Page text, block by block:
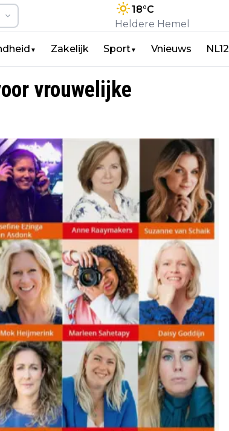
18°C
Heldere Hemel
▼ Zakelijk Sport▼ Vnieuws NL12
vrouwelijke